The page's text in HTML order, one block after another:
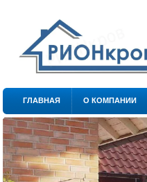
ГЛАВНАЯ О КОМПАНИИ